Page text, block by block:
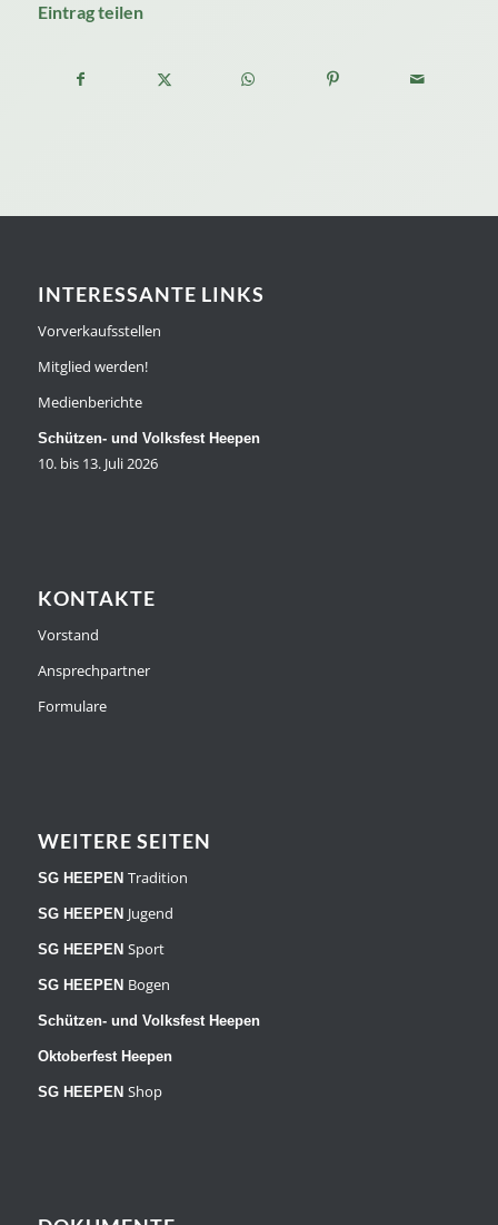
Eintrag teilen
INTERESSANTE LINKS
Vorverkaufsstellen
Mitglied werden!
Medienberichte
Schützen- und Volksfest Heepen
10. bis 13. Juli 2026
KONTAKTE
Vorstand
Ansprechpartner
Formulare
WEITERE SEITEN
SG HEEPEN Tradition
SG HEEPEN Jugend
SG HEEPEN Sport
SG HEEPEN Bogen
Schützen- und Volksfest Heepen
Oktoberfest Heepen
SG HEEPEN Shop